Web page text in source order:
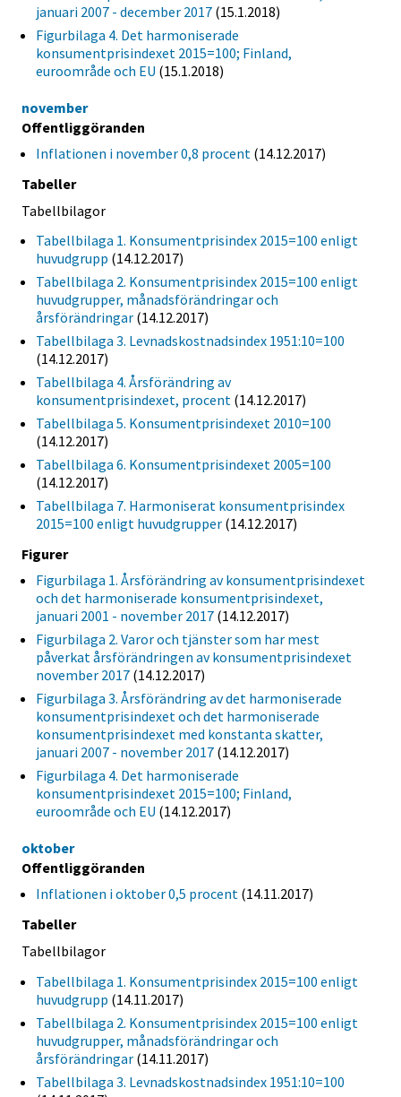
januari 2007 - december 2017 (15.1.2018)
Figurbilaga 4. Det harmoniserade
konsumentprisindexet 2015=100; Finland,
euroområde och EU (15.1.2018)
november
Offentliggöranden
Inflationen i november 0,8 procent (14.12.2017)
Tabeller
Tabellbilagor
Tabellbilaga 1. Konsumentprisindex 2015=100 enligt
huvudgrupp (14.12.2017)
Tabellbilaga 2. Konsumentprisindex 2015=100 enligt
huvudgrupper, månadsförändringar och
årsförändringar (14.12.2017)
Tabellbilaga 3. Levnadskostnadsindex 1951:10=100
(14.12.2017)
Tabellbilaga 4. Årsförändring av
konsumentprisindexet, procent (14.12.2017)
Tabellbilaga 5. Konsumentprisindexet 2010=100
(14.12.2017)
Tabellbilaga 6. Konsumentprisindexet 2005=100
(14.12.2017)
Tabellbilaga 7. Harmoniserat konsumentprisindex
2015=100 enligt huvudgrupper (14.12.2017)
Figurer
Figurbilaga 1. Årsförändring av konsumentprisindexet
och det harmoniserade konsumentprisindexet,
januari 2001 - november 2017 (14.12.2017)
Figurbilaga 2. Varor och tjänster som har mest
påverkat årsförändringen av konsumentprisindexet
november 2017 (14.12.2017)
Figurbilaga 3. Årsförändring av det harmoniserade
konsumentprisindexet och det harmoniserade
konsumentprisindexet med konstanta skatter,
januari 2007 - november 2017 (14.12.2017)
Figurbilaga 4. Det harmoniserade
konsumentprisindexet 2015=100; Finland,
euroområde och EU (14.12.2017)
oktober
Offentliggöranden
Inflationen i oktober 0,5 procent (14.11.2017)
Tabeller
Tabellbilagor
Tabellbilaga 1. Konsumentprisindex 2015=100 enligt
huvudgrupp (14.11.2017)
Tabellbilaga 2. Konsumentprisindex 2015=100 enligt
huvudgrupper, månadsförändringar och
årsförändringar (14.11.2017)
Tabellbilaga 3. Levnadskostnadsindex 1951:10=100